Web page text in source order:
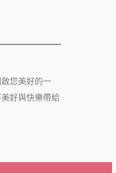
您美好的一
好與快樂帶給